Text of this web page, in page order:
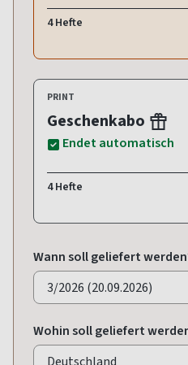
4 Hefte
PRINT
Geschenkabo
Endet automatisch
4 Hefte
Wann soll geliefert
Wohin soll geliefert